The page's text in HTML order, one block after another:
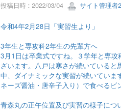
投稿日時 : 2022/03/04 サイト管理者2
令和4年2月28日「実習生より」
3年生と専攻科2年生の先輩方へ
3月1日は卒業式ですね。３学年と専
ざいます。八戸は寒さが続いている
中、ダイナミックな実習が続いてい
ネーズ醤油・唐辛子入り）で食べるビ
青森丸の正午位置及び実習の様子につ